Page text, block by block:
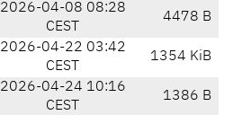
2026-04-08 08:28
CEST
4478 B
2026-04-22 03:42
CEST
1354 KiB
2026-04-24 10:16
CEST
1386 B